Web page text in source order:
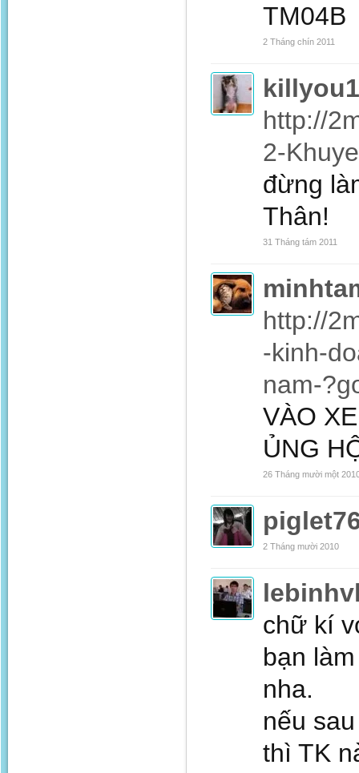
TM04B
2 Tháng chín 2011
http://
2-
đừng
Thân!
31 Tháng tám 2011
http://
-kinh-
nam-
VÀO
ỦNG
26 Tháng mười một
2 Tháng mười 2010
chữ kí
bạn
nha.
nếu
thì TK